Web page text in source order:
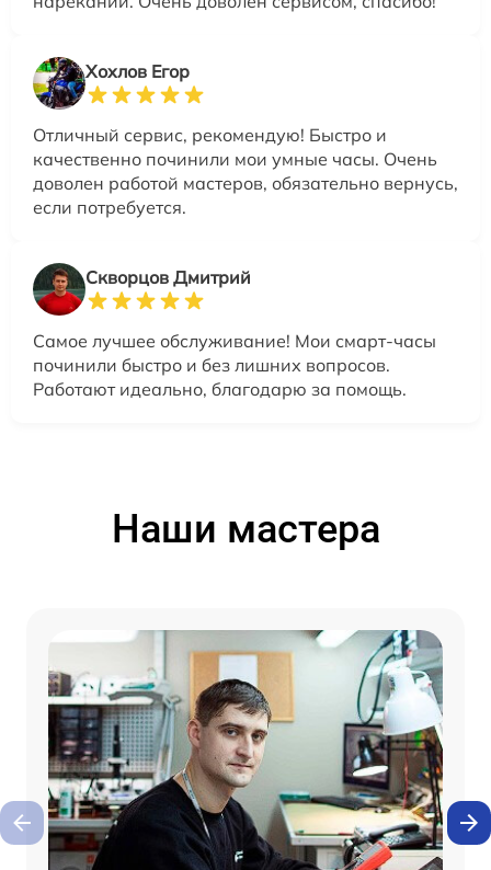
Хохлов Егор
Отличный сервис, рекомендую! Быстро и
качественно починили мои умные часы. Очень
доволен работой мастеров, обязательно вернусь,
если потребуется.
Скворцов Дмитрий
Самое лучшее обслуживание! Мои смарт-часы
починили быстро и без лишних вопросов.
Работают идеально, благодарю за помощь.
Наши мастера